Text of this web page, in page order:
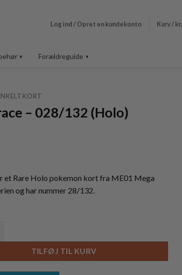
Log ind / Opret en kundekonto Kurv /kr.
Forældreguide
– 028/132 (Holo)
et Rare Holo pokemon kort fra ME01 Mega
og har nummer 28/132.
TILFØJ TIL KURV